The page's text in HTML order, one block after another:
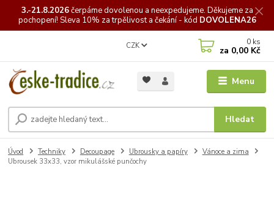
3.-21.8.2026čerpámedovolenou a neexpedujeme. Děkujeme za
pochopení! Sleva 10% za trpělivost a čekání - kód DOVOLENA26
Menu
CZK
Hledat
0 ks
za 0,00 Kč
Úvod Techniky Decoupage Ubrousky a papíry
Vánoce a zima
Ubrousek 33x33, vzor mikulášské punčochy